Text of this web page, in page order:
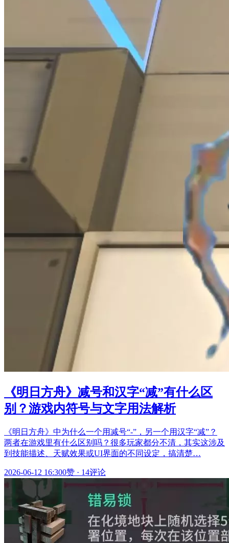
《明日方舟》减号和汉字“减”有什么区
别？游戏内符号与文字用法解析
《明日方舟》中为什么一个用减号“-”，另一个用汉字“减”？
两者在游戏里有什么区别吗？很多玩家都分不清，其实这涉及
到技能描述、天赋效果或UI界面的不同设定，搞清楚…
2026-06-12 16:300赞 · 14评论